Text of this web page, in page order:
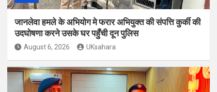
जानलेवा हमले के अभियोग मे फरार अभियुक्त की संपत्ति कुर्की की
उदघोषणा करने उसके घर पहुँची दून पुलिस
August 6, 2026 UKsahara